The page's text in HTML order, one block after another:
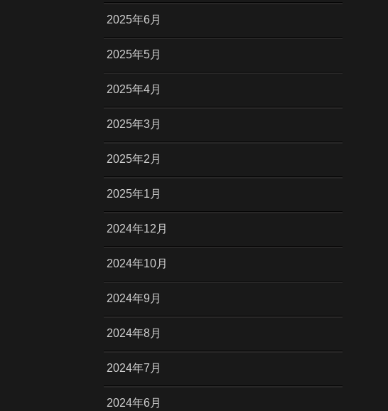
2025年6月
2025年5月
2025年4月
2025年3月
2025年2月
2025年1月
2024年12月
2024年10月
2024年9月
2024年8月
2024年7月
2024年6月